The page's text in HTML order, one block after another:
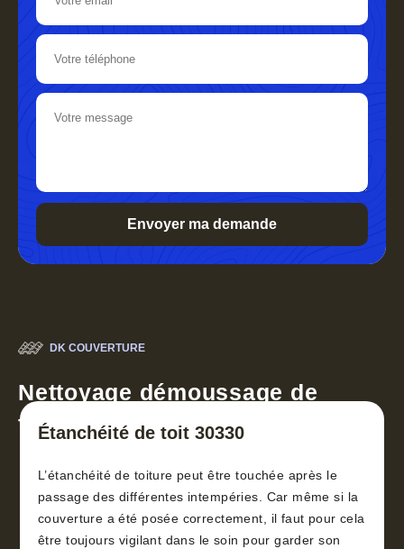
DK COUVERTURE
Nettoyage démoussage de
toiture 30
Étanchéité de toit 30330
L’étanchéité de toiture peut être touchée après le
passage des différentes intempéries. Car même si la
couverture a été posée correctement, il faut pour cela
être toujours vigilant dans le soin pour garder son